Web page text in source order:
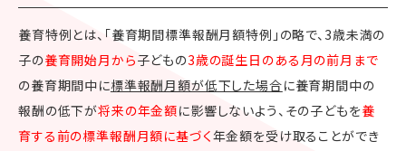
養育特例とは、「養育期間標準報酬月額特例」の略で、3歳未満の
子の養育開始月から子どもの3歳の誕生日のある月の前月まで
の養育期間中に標準報酬月額が低下した場合に養育期間中の
報酬の低下が将来の年金額に影響しないよう、その子どもを養
育する前の標準報酬月額に基づく年金額を受け取ることができ